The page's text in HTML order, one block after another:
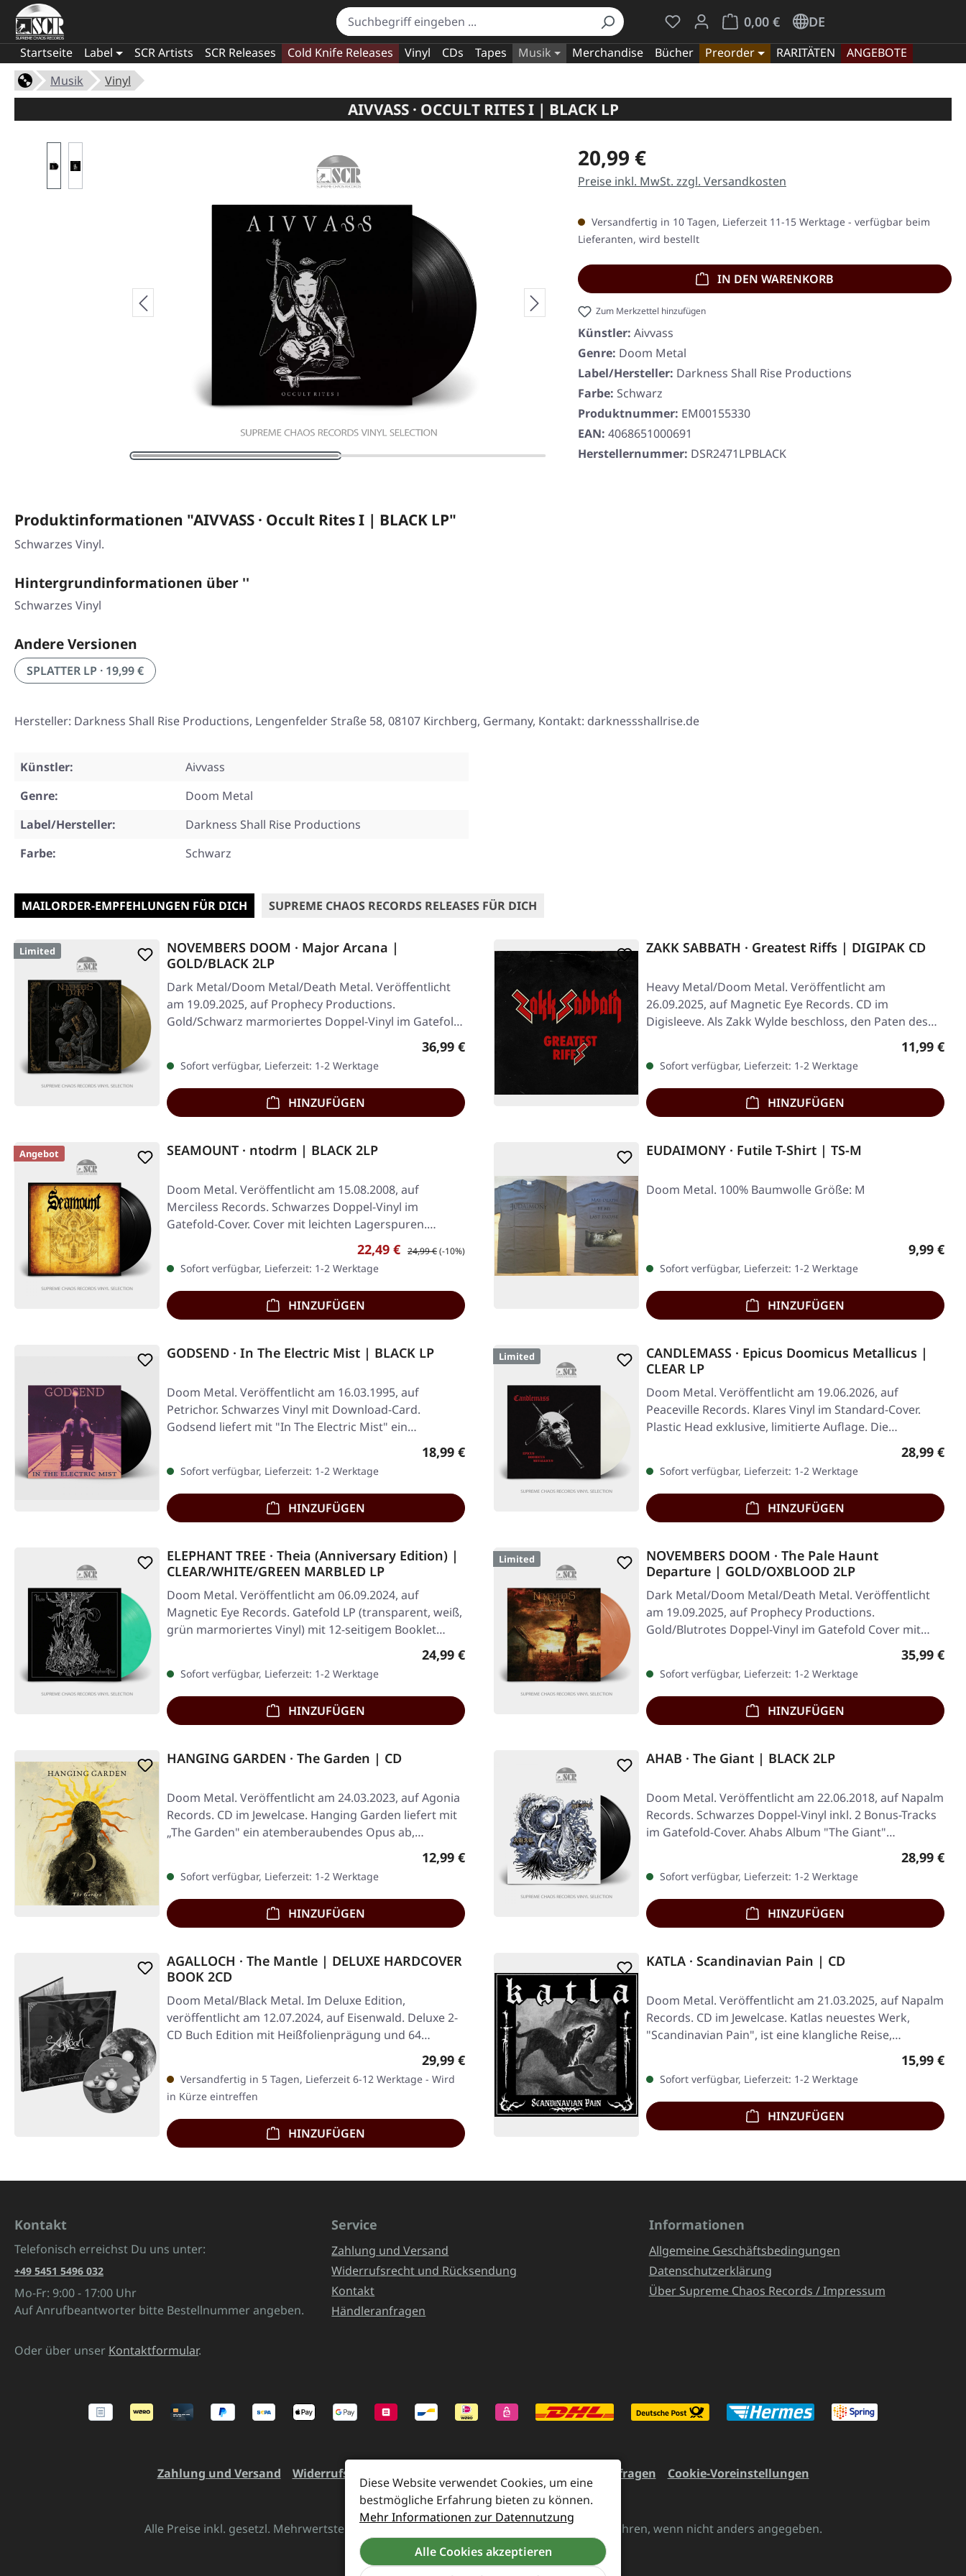
Du hast 0 Produkte auf dem Merkzettel
0,00 €
Warenkorb enthält 0 Positionen. Der
DE
Startseite Label SCR Artists SCR Releases Cold Knife Releases Vinyl CDs Tapes Musik Merchandise Bücher Preorder RARITÄTEN
ANGEBOTE
Musik
Vinyl
AIVVASS · OCCULT RITES I | BLACK LP
Regulärer Preis:
20,99 €
Preise inkl. MwSt. zzgl. Versandkosten
Versandfertig in 10 Tagen, Lieferzeit 11-15 Werktage - verfügbar beim
Lieferanten, wird bestellt
IN DEN WARENKORB
Zum Merkzettel hinzufügen
Künstler: Aivvass
Genre: Doom Metal
Label/Hersteller: Darkness Shall Rise Productions
Farbe: Schwarz
Produktnummer: EM00155330
EAN: 4068651000691
Herstellernummer: DSR2471LPBLACK
Produktinformationen "AIVVASS · Occult Rites I | BLACK LP"
Schwarzes Vinyl.
Hintergrundinformationen über ''
Schwarzes Vinyl
Andere Versionen
SPLATTER LP · 19,99 €
Hersteller: Darkness Shall Rise Productions, Lengenfelder Straße 58, 08107 Kirchberg, Germany, Kontakt: darknessshallrise.de
Künstler:
Aivvass
Genre:
Doom Metal
Label/Hersteller:
Darkness Shall Rise Productions
Farbe:
Schwarz
MAILORDER-EMPFEHLUNGEN FÜR DICH SUPREME CHAOS RECORDS RELEASES FÜR DICH
Limited
NOVEMBERS DOOM · Major Arcana |
GOLD/BLACK 2LP
Dark Metal/Doom Metal/Death Metal. Veröffentlicht
am 19.09.2025, auf Prophecy Productions.
Gold/Schwarz marmoriertes Doppel-Vinyl im Gatefold-
Regulärer Preis:
36,99 €
Sofort verfügbar, Lieferzeit: 1-2 Werktage
HINZUFÜGEN
ZAKK SABBATH · Greatest Riffs | DIGIPAK CD
Heavy Metal/Doom Metal. Veröffentlicht am
26.09.2025, auf Magnetic Eye Records. CD im
Digisleeve. Als Zakk Wylde beschloss, den Paten des
Regulärer
11,99 €
Sofort verfügbar, Lieferzeit: 1-2 Werktage
HINZUFÜGEN
Angebot SEAMOUNT · ntodrm | BLACK 2LP
Doom Metal. Veröffentlicht am 15.08.2008, auf
Merciless Records. Schwarzes Doppel-Vinyl im
Gatefold-Cover. Cover mit leichten Lagerspuren.
Verkaufspreis:
22,49 € Regulärer Preis:
24,99 €(-10%)
Sofort verfügbar, Lieferzeit: 1-2 Werktage
HINZUFÜGEN
EUDAIMONY · Futile T-Shirt | TS-M
Doom Metal. 100% Baumwolle Größe: M
9,99 €
Sofort verfügbar, Lieferzeit: 1-2 Werktage
HINZUFÜGEN
GODSEND · In The Electric Mist | BLACK LP
Doom Metal. Veröffentlicht am 16.03.1995, auf
Petrichor. Schwarzes Vinyl mit Download-Card.
Godsend liefert mit "In The Electric Mist" ein…
Regulärer Preis:
18,99 €
Sofort verfügbar, Lieferzeit: 1-2 Werktage
HINZUFÜGEN
Limited
CANDLEMASS · Epicus Doomicus Metallicus |
CLEAR LP
Doom Metal. Veröffentlicht am 19.06.2026, auf
Peaceville Records. Klares Vinyl im Standard-Cover.
Plastic Head exklusive, limitierte Auflage. Die…
Regulärer
28,99 €
Sofort verfügbar, Lieferzeit: 1-2 Werktage
HINZUFÜGEN
ELEPHANT TREE · Theia (Anniversary Edition) |
CLEAR/WHITE/GREEN MARBLED LP
Doom Metal. Veröffentlicht am 06.09.2024, auf
Magnetic Eye Records. Gatefold LP (transparent, weiß,
grün marmoriertes Vinyl) mit 12-seitigem Booklet…
Regulärer Preis:
24,99 €
Sofort verfügbar, Lieferzeit: 1-2 Werktage
HINZUFÜGEN
Limited
NOVEMBERS DOOM · The Pale Haunt
Departure | GOLD/OXBLOOD 2LP
Dark Metal/Doom Metal/Death Metal. Veröffentlicht
am 19.09.2025, auf Prophecy Productions.
Gold/Blutrotes Doppel-Vinyl im Gatefold Cover mit…
Regulärer
35,99 €
Sofort verfügbar, Lieferzeit: 1-2 Werktage
HINZUFÜGEN
HANGING GARDEN · The Garden | CD
Doom Metal. Veröffentlicht am 24.03.2023, auf Agonia
Records. CD im Jewelcase. Hanging Garden liefert mit
„The Garden" ein atemberaubendes Opus ab,…
Regulärer Preis:
12,99 €
Sofort verfügbar, Lieferzeit: 1-2 Werktage
HINZUFÜGEN
AHAB · The Giant | BLACK 2LP
Doom Metal. Veröffentlicht am 22.06.2018, auf Napalm
Records. Schwarzes Doppel-Vinyl inkl. 2 Bonus-Tracks
im Gatefold-Cover. Ahabs Album "The Giant"…
Regulärer
28,99 €
Sofort verfügbar, Lieferzeit: 1-2 Werktage
HINZUFÜGEN
AGALLOCH · The Mantle | DELUXE HARDCOVER
BOOK 2CD
Doom Metal/Black Metal. Im Deluxe Edition,
veröffentlicht am 12.07.2024, auf Eisenwald. Deluxe 2-
CD Buch Edition mit Heißfolienprägung und 64
Regulärer Preis:
29,99 €
Versandfertig in 5 Tagen, Lieferzeit 6-12 Werktage - Wird
in Kürze eintreffen
HINZUFÜGEN
KATLA · Scandinavian Pain | CD
Doom Metal. Veröffentlicht am 21.03.2025, auf Napalm
Records. CD im Jewelcase. Katlas neuestes Werk,
"Scandinavian Pain", ist eine klangliche Reise,…
Regulärer
15,99 €
Sofort verfügbar, Lieferzeit: 1-2 Werktage
HINZUFÜGEN
Kontakt
Telefonisch erreichst Du uns unter:
+49 5451 5496 032
Mo-Fr: 9:00 - 17:00 Uhr
Auf Anrufbeantworter bitte Bestellnummer angeben.
Oder über unser Kontaktformular.
Service
Zahlung und Versand
Widerrufsrecht und Rücksendung
Kontakt
Händleranfragen
Informationen
Allgemeine Geschäftsbedingungen
Datenschutzerklärung
Über Supreme Chaos Records / Impressum
Zahlung und Versand Widerrufsrecht und Rücksendung Händleranfragen Cookie-Voreinstellungen
Alle Preise inkl. gesetzl. Mehrwertsteuer zzgl. und ggf. Nachnahmegebühren, wenn nicht anders angegeben.
Diese Website verwendet Cookies, um eine
bestmögliche Erfahrung bieten zu können.
Mehr Informationen zur Datennutzung
Alle Cookies akzeptieren